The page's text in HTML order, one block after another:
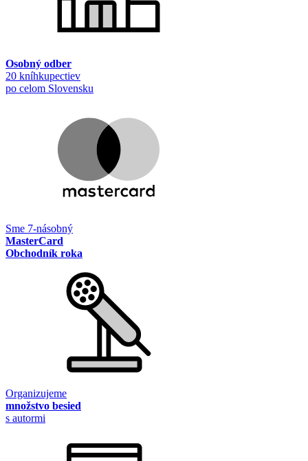
Osobný odber
20 kníhkupectiev
po celom Slovensku
Sme 7-násobný
MasterCard
Obchodník roka
Organizujeme
množstvo besied
s autormi